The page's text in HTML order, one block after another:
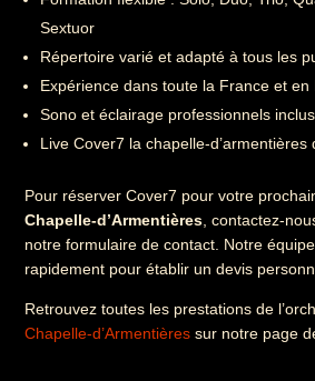
Sextuor
Répertoire varié et adapté à tous les
Expérience dans toute la France et en
Sono et éclairage professionnels inclus
Live Cover7 la chapelle-
Pour réserver Cover7 pour votre
Chapelle-d’Armentières , contactez-
notre formulaire de contact. Notre
rapidement pour établir un devis
Retrouvez toutes les prestations de
Chapelle-d’Armentières sur notre page